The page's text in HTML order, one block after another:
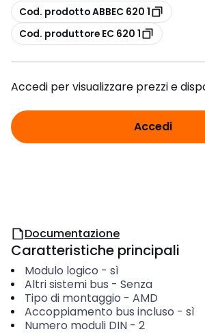
copia
Cod. prodotto ABBEC 620 1
copia
Cod. produttore EC 620 1
Accedi per visualizzare prezzi e
Accedi
Documentazione
Caratteristiche principali
Modulo logico - sì
Altri sistemi bus - Senza
Tipo di montaggio - AMD
Accoppiamento bus incluso - sì
Numero moduli DIN- 2